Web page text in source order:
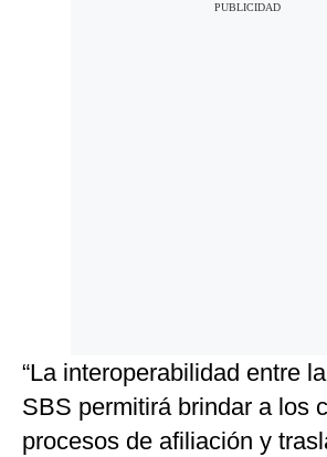
“La interoperabilidad entre
SBS permitirá brindar a los
procesos de afiliación y